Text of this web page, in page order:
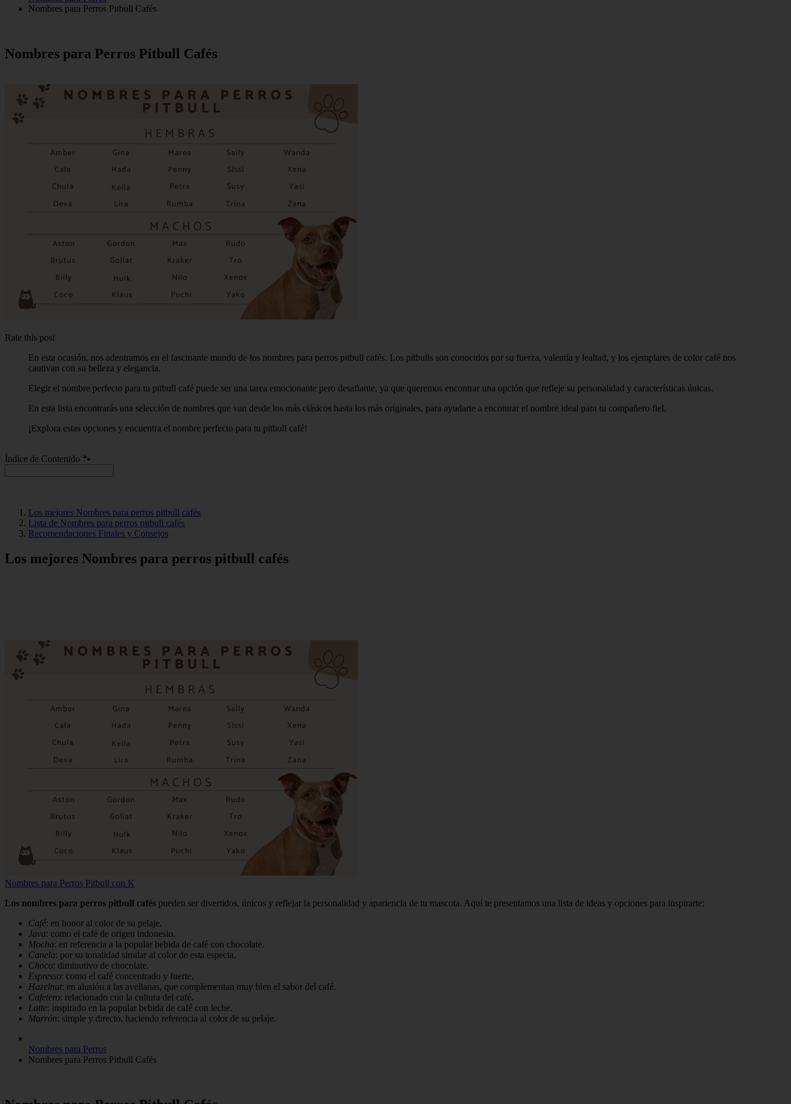
Nombres para Perros Pitbull Cafés
Nombres para Perros Pitbull Cafés
Rate this post
En esta ocasión, nos adentramos en el fascinante mundo de los nombres para perros pitbull cafés. Los pitbulls son conocidos por su fuerza, valentía y lealtad, y los ejemplares de color café nos
cautivan con su belleza y elegancia.
Elegir el nombre perfecto para tu pitbull café puede ser una tarea emocionante pero desafiante, ya que queremos encontrar una opción que refleje su personalidad y características únicas.
En esta lista encontrarás una selección de nombres que van desde los más clásicos hasta los más originales, para ayudarte a encontrar el nombre ideal para tu compañero fiel.
¡Explora estas opciones y encuentra el nombre perfecto para tu pitbull café!
Índice de Contenido 🐾
Los mejores Nombres para perros pitbull cafés
Lista de Nombres para perros pitbull cafés
Recomendaciones Finales y Consejos
Los mejores Nombres para perros pitbull cafés
Nombres para Perros Pitbull con K
Los nombres para perros pitbull cafés pueden ser divertidos, únicos y reflejar la personalidad y apariencia de tu mascota. Aquí te presentamos una lista de ideas y opciones para inspirarte:
Café: en honor al color de su pelaje.
Java: como el café de origen indonesio.
Mocha: en referencia a la popular bebida de café con chocolate.
Canela: por su tonalidad similar al color de esta especia.
Choco: diminutivo de chocolate.
Espresso: como el café concentrado y fuerte.
Hazelnut: en alusión a las avellanas, que complementan muy bien el sabor del café.
Cafetero: relacionado con la cultura del café.
Latte: inspirado en la popular bebida de café con leche.
Marrón: simple y directo, haciendo referencia al color de su pelaje.
Nombres para Perros
Nombres para Perros Pitbull Cafés